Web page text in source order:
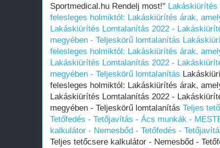
Sportmedical.hu Rendelj most!" Lakáskiürítés
felesleges holmiktól: Lakáskiürítés árak,
Lakáskiürítés Lomtalanítás‎ 2022 -
megyében‎ - Teljeskörű lomtalanítás
felesleges holmiktól: Lakáskiürítés árak,
Lakáskiürítés Lomtalanítás‎ 2022 -
megyében‎ - Teljeskörű lomtalanítás
felesleges holmiktól: Lakáskiürítés árak,
Lakáskiürítés Lomtalanítás‎ 2022 -
megyében‎ - Teljeskörű lomtalanítás Teljes
Tetőfedés - Tetőjavítás - Ács munkák -
kalkulátor - Nemesbőd - Tetőfedés -
Teljes tetőcsere kalkulátor - Nemesbőd -